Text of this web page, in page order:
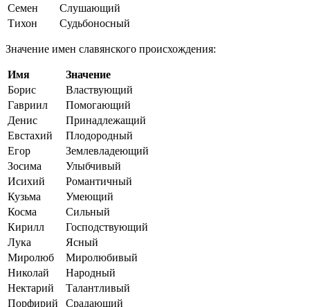
Семен
Слушающий
Тихон
Судьбоносный
Значение имен славянского происхождения:
Имя
Значение
Борис
Властвующий
Гавриил
Помогающий
Денис
Принадлежащий
Евстахий
Плодородный
Егор
Землевладеющий
Зосима
Улыбчивый
Исихий
Романтичный
Кузьма
Умеющий
Косма
Сильный
Кирилл
Господствующий
Лука
Ясный
Миролюб
Миролюбивый
Николай
Народный
Нектарий
Талантливый
Порфирий
Срадающий